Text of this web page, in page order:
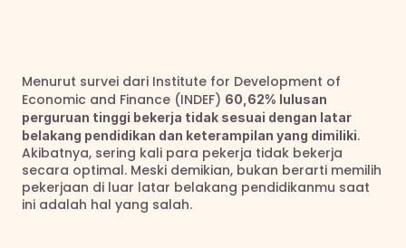
Menurut survei dari Institute for Development of
Economic and Finance (INDEF) 60,62% lulusan
perguruan tinggi bekerja tidak sesuai dengan latar
belakang pendidikan dan keterampilan yang dimiliki.
Akibatnya, sering kali para pekerja tidak bekerja
secara optimal. Meski demikian, bukan berarti memilih
pekerjaan di luar latar belakang pendidikanmu saat
ini adalah hal yang salah.